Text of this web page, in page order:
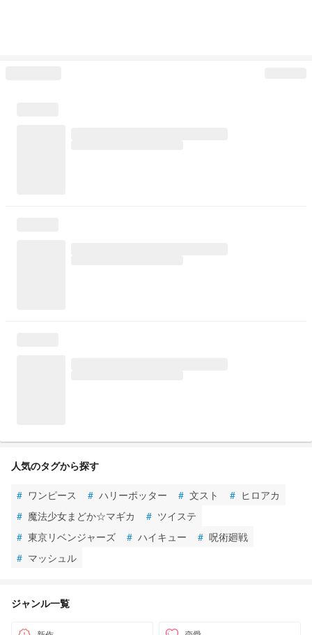
人気のタグから探す
# ワンピース # ハリーポッター # 文スト # ヒロアカ
# 魔法少女まどか☆マギカ # ツイステ
# 東京リベンジャーズ # ハイキュー # 呪術廻戦
# マッシュル
ジャンル一覧